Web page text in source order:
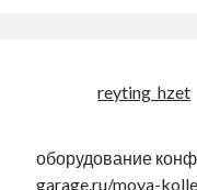
reyting_hzet
оборудование
garage.ru/moya-